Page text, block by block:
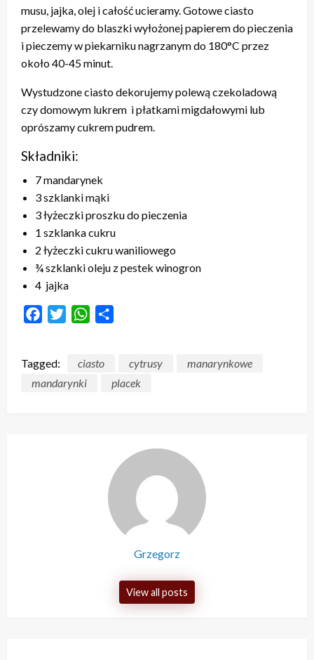
musu, jajka, olej i całość ucieramy. Gotowe ciasto
przelewamy do blaszki wyłożonej papierem do pieczenia
i pieczemy w piekarniku nagrzanym do 180°C przez
około 40-45 minut.
Wystudzone ciasto dekorujemy polewą czekoladową
czy domowym lukrem i płatkami migdałowymi lub
oprószamy cukrem pudrem.
Składniki:
7mandarynek
3szklanki mąki
3łyżeczki proszku do pieczenia
1 szklanka cukru
2 łyżeczki cukru waniliowego
¾szklanki oleju z pestek winogron
4 jajka
FacebookTwitterWhatsApp
Tagged: ciasto cytrusy
manarynkowe
mandarynki
placek
Grzegorz
View all posts